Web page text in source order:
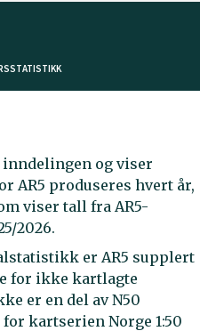
inndelingen og viser
AR5 produseres hvert år,
viser tall fra AR5-
2026.
er AR5 supplert
for ikke kartlagte
er en del av N50
kartserien Norge 1:50